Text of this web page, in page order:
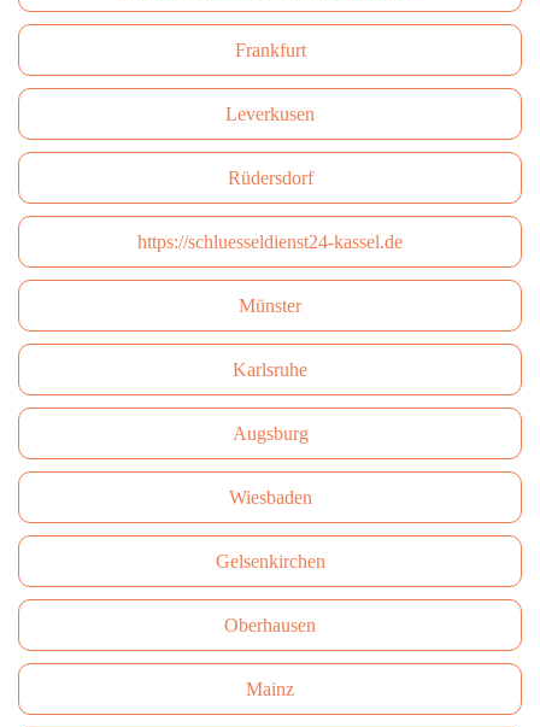
Frankfurt
Leverkusen
Rüdersdorf
https://schluesseldienst24-kassel.de
Münster
Karlsruhe
Augsburg
Wiesbaden
Gelsenkirchen
Oberhausen
Mainz